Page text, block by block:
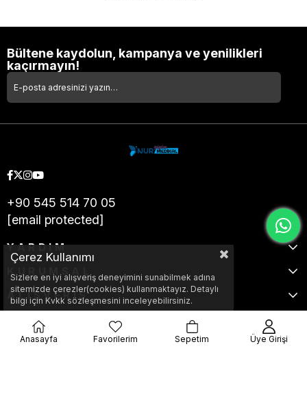
Bültene kaydolun, kampanya ve yenilikleri
kaçırmayın!
+90 545 514 70 05
[email protected]
YARDIM
ALIŞVERİŞ
Çerez Kullanımı
Sizlere en iyi alışveriş deneyimini sunabilmek adına
sitemizde çerezler(cookies) kullanmaktayız. Detaylı
bilgi için Kvkk sözleşmesini inceleyebilirsiniz.
Anasayfa Favorilerim Sepetim Üye Girişi